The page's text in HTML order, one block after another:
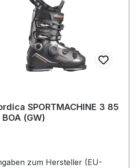
SPORTMACHINE 3 85
BOA (GW)
zum Hersteller (EU-